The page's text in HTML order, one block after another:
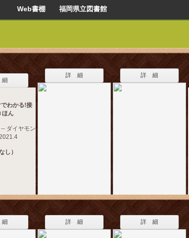
Web書棚 福岡県立図書館
わかる!接
ほん
ダイヤモン
し）
詳 細 詳 細
詳 細 詳 細